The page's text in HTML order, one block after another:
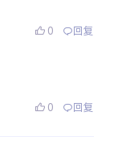
0 回复
0 回复